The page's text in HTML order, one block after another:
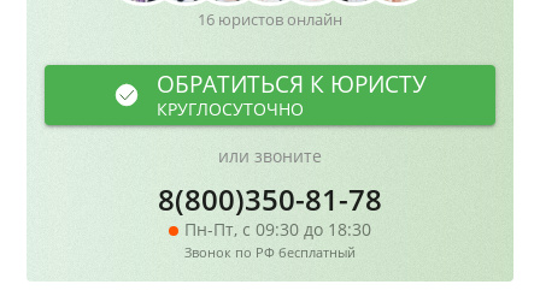
16 юристов онлайн
ОБРАТИТЬСЯ К ЮРИСТУ
КРУГЛОСУТОЧНО
или звоните
8(800)350-81-78
Пн-Пт, с 09:30 до 18:30
Звонок по РФ бесплатный